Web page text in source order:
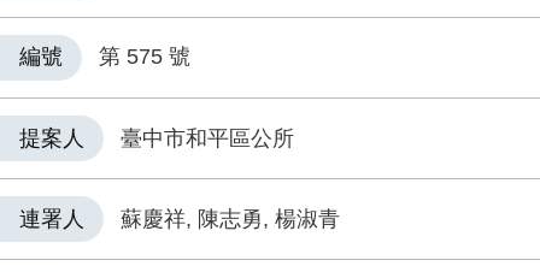
編號 第 575 號
提案人 臺中市和平區公所
連署人 蘇慶祥, 陳志勇, 楊淑青